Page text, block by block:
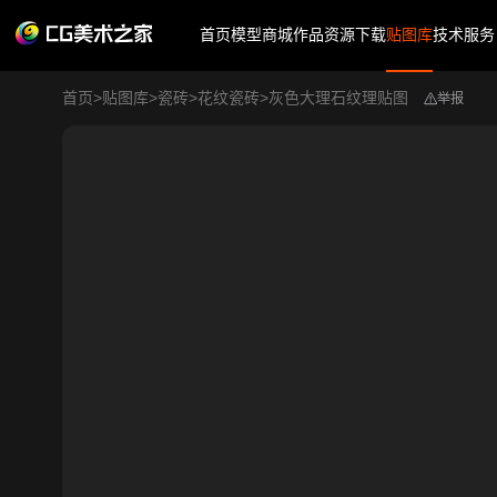
首页模型商城作品资源下载贴图库技术服务
首页>贴图库>瓷砖>花纹瓷砖>灰色大理石纹理贴图 举报